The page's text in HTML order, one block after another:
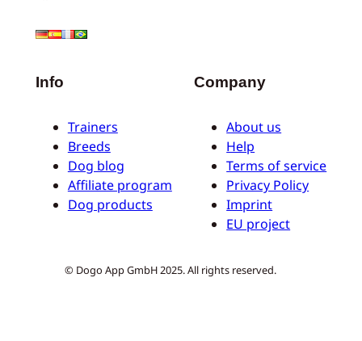
Info
Trainers
Breeds
Dog blog
Affiliate program
Dog products
Company
About us
Help
Terms of service
Privacy Policy
Imprint
EU project
© Dogo App GmbH 2025. All rights reserved.